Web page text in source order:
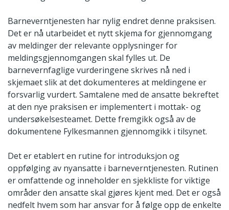
Barneverntjenesten har nylig endret denne praksisen.
Det er nå utarbeidet et nytt skjema for gjennomgang
av meldinger der relevante opplysninger for
meldingsgjennomgangen skal fylles ut. De
barnevernfaglige vurderingene skrives nå ned i
skjemaet slik at det dokumenteres at meldingene er
forsvarlig vurdert. Samtalene med de ansatte bekreftet
at den nye praksisen er implementert i mottak- og
undersøkelsesteamet. Dette fremgikk også av de
dokumentene Fylkesmannen gjennomgikk i tilsynet.
Det er etablert en rutine for introduksjon og
oppfølging av nyansatte i barneverntjenesten. Rutinen
er omfattende og inneholder en sjekkliste for viktige
områder den ansatte skal gjøres kjent med. Det er også
nedfelt hvem som har ansvar for å følge opp de enkelte